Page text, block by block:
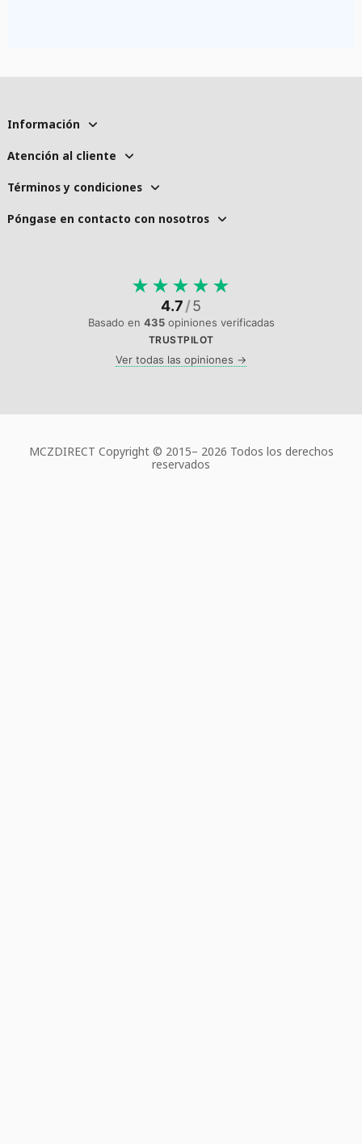
Información
Atención al cliente
Términos y condiciones
Póngase en contacto con nosotros
★ ★ ★ ★ ★
4.7/5
Basado en 435opiniones verificadas
TRUSTPILOT
Ver todas las opiniones →
MCZDIRECT Copyright © 2015– 2026 Todos los derechos
reservados